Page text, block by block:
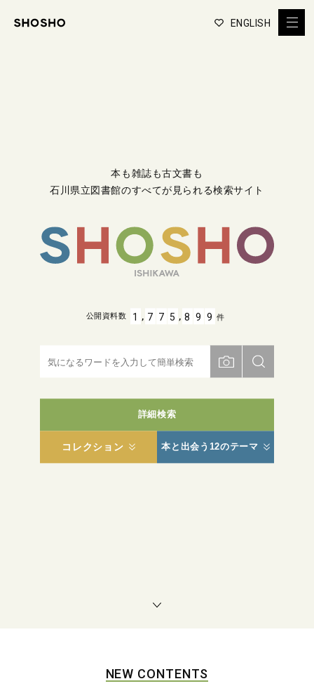
ENGLISH
本も雑誌も古文書も
石川県立図書館のすべてが見られる検索サイト
詳細検索
コレクション 本と出会う12のテーマ
公開資料数 1 , 7 7 5 , 8 9 9 件
NEW CONTENTS